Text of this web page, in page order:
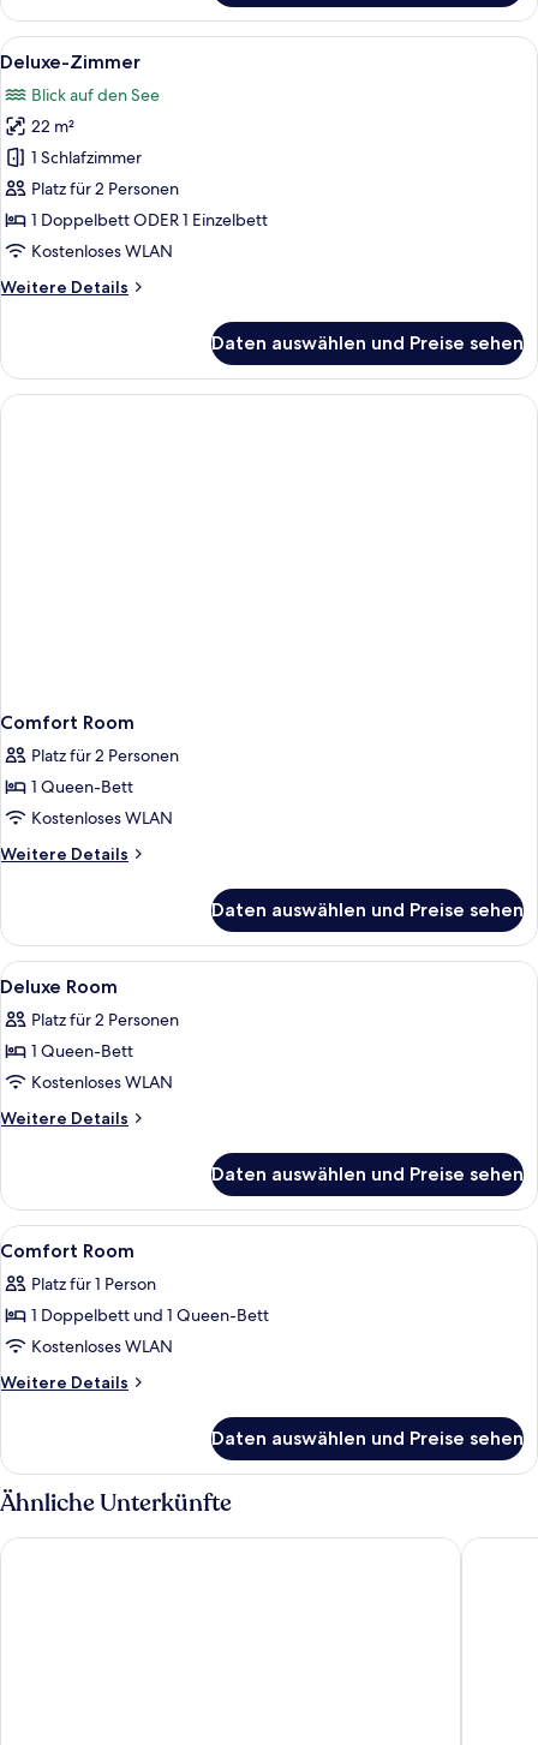
Zimmer
Alle
Fotos
für
Deluxe-
Zimmer
anzeigen
Ein Hotelzimmer mit einem großen
9
Deluxe-Zimmer
Blick auf den See
22 m²
1 Schlafzimmer
Platz für 2 Personen
1 Doppelbett ODER 1 Einzelbett
Kostenloses WLAN
Weitere Details
Weitere
Zimmer
Daten auswählen und Preise sehen
Comfort Room
Platz für 2 Personen
1 Queen-Bett
Kostenloses WLAN
Weitere Details
Weitere
Room
Daten auswählen und Preise sehen
Alle
Fotos
für
Deluxe
Room
anzeigen
Ein Hotelzimmer mit einem großen
6
Deluxe Room
Platz für 2 Personen
1 Queen-Bett
Kostenloses WLAN
Weitere Details
Weitere
Room
Daten auswählen und Preise sehen
Alle
Fotos
für
Comfort
Room
anzeigen
Ein Hotelzimmer mit Bett,
1
Comfort Room
Platz für 1 Person
1 Doppelbett und 1 Queen-Bett
Kostenloses WLAN
Weitere Details
Weitere
Room
Daten auswählen und Preise sehen
Ähnliche Unterkünfte
Premier Inn Köln City Süd